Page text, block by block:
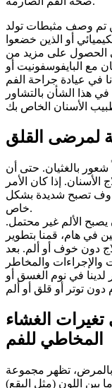
تم وصف مثبطات تولد
أو الذين خضعوا
الحصول على مزيد من
مع البايفوسفونيت أو
في عيادة جراحة الفم
هذا الشأن بالتشاور
لمرضى القلق
بالغثيان. حتى أن
إذا كان الأمر
تصبح شديدة بشكل
خاص.
يصبح الألم غير محتمل.
في هام، قمنا بتطوير
دون خوف أو ألم. بعد
والإجراءات والمخاطر
لدينا في نوم الغسق أو
الغشاء
المخاطي للفم
بالمرض، تظهر مجموعة
بين اللون (مثل البقع)